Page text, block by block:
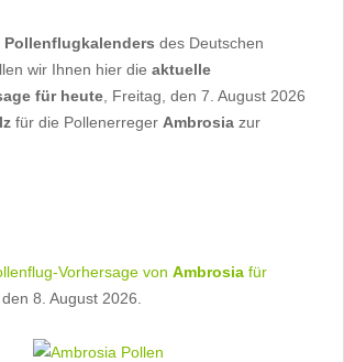
Pollenflugkalenders des Deutschen
wir Ihnen hier die aktuelle
für heute , Freitag, den 7. August 2026
für die Pollenerreger Ambrosia zur
Vorhersage von Ambrosia für
den 8. August 2026.